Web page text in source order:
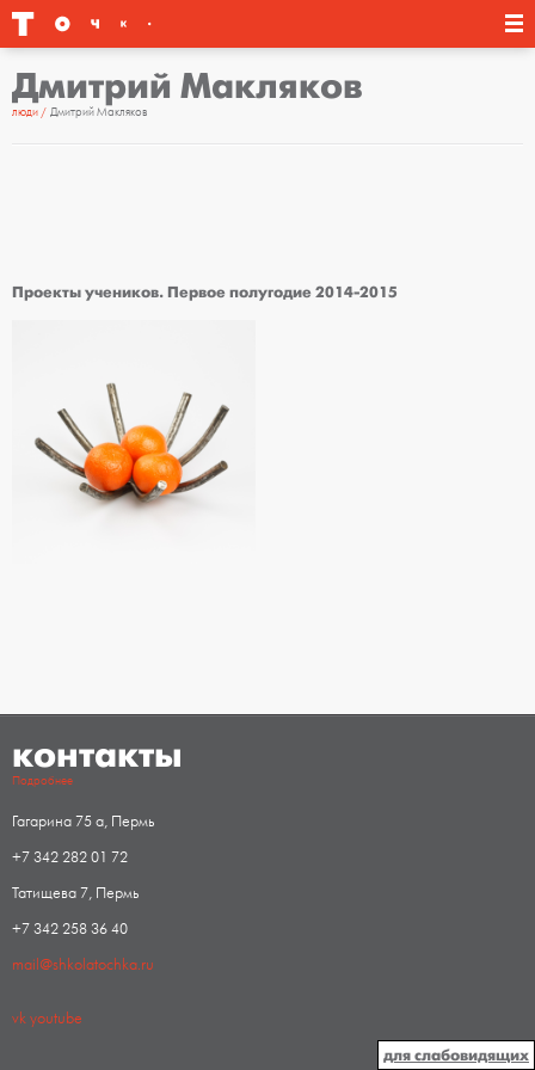
Дмитрий Макляков
люди Дмитрий Макляков
Проекты учеников. Первое полугодие 2014-2015
контакты
Подробнее
Гагарина 75 а, Пермь
+7 342 282 01 72
Татищева 7, Пермь
+7 342 258 36 40
mail@shkolatochka.ru
vkyoutube
для слабовидящих